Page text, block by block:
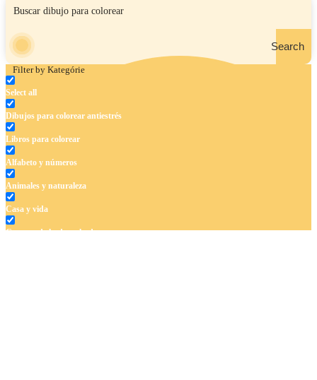
Search
Filter by Kategórie
Select all
Dibujos para colorear antiestrés
Libros para colorear
Alfabeto y números
Animales y naturaleza
Casa y vida
Cuentos de hadas y hadas